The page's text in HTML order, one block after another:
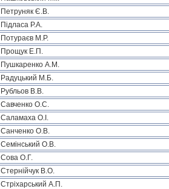
Петруняк Є.В.
Підласа Р.А.
Потураєв М.Р.
Прощук Е.П.
Пушкаренко А.М.
Радуцький М.Б.
Рубльов В.В.
Савченко О.С.
Саламаха О.І.
Санченко О.В.
Семінський О.В.
Сова О.Г.
Стернійчук В.О.
Стріхарський А.П.